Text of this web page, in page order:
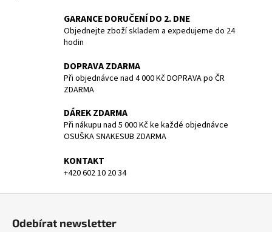
u
GARANCE DORUČENÍ DO 2. DNE
Objednejte zboží skladem a expedujeme do 24
hodin
DOPRAVA ZDARMA
Při objednávce nad 4 000 Kč DOPRAVA po ČR
ZDARMA
DÁREK ZDARMA
Při nákupu nad 5 000 Kč ke každé objednávce
OSUŠKA SNAKESUB ZDARMA
KONTAKT
+420 602 10 20 34
Odebírat newsletter